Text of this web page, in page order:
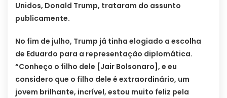
Unidos, Donald Trump, trataram do assunto
publicamente.
No fim de julho, Trump já tinha elogiado a escolha
de Eduardo para a representação diplomática.
“Conheço o filho dele [Jair Bolsonaro], e eu
considero que o filho dele é extraordinário, um
jovem brilhante, incrível, estou muito feliz pela